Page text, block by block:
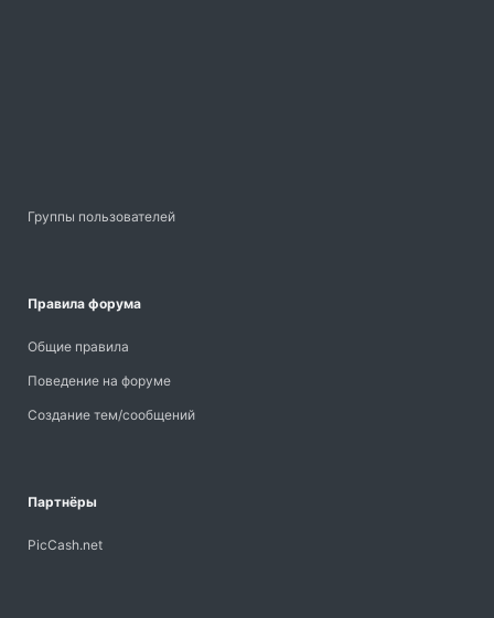
Группы пользователей
Правила форума
Общие правила
Поведение на форуме
Создание тем/сообщений
Партнёры
PicCash.net